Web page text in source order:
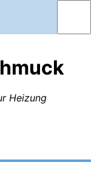
Heizung